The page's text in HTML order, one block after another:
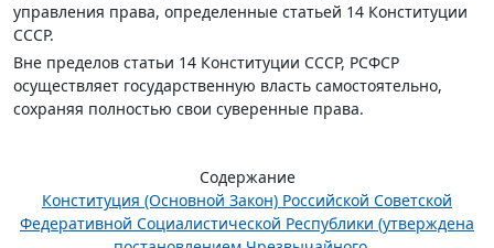
управления права, определенные статьей 14 Конституции
СССР.
Вне пределов статьи 14 Конституции СССР, РСФСР
осуществляет государственную власть самостоятельно,
сохраняя полностью свои суверенные права.
Содержание
Конституция (Основной Закон) Российской Советской
Федеративной Социалистической Республики (утверждена